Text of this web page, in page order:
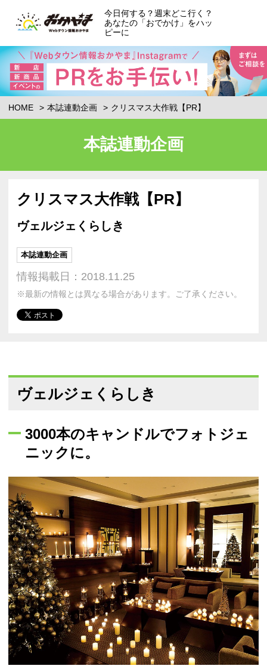
今日何する？週末どこ行く？
あなたの「おでかけ」をハッ
ピーに
HOME 本誌連動企画 クリスマス大作戦【PR】
本誌連動企画
クリスマス大作戦【PR】
ヴェルジェくらしき
本誌連動企画
情報掲載日：2018.11.25
※最新の情報とは異なる場合があります。ご了承ください。
ヴェルジェくらしき
3000本のキャンドルでフォトジェ
ニックに。